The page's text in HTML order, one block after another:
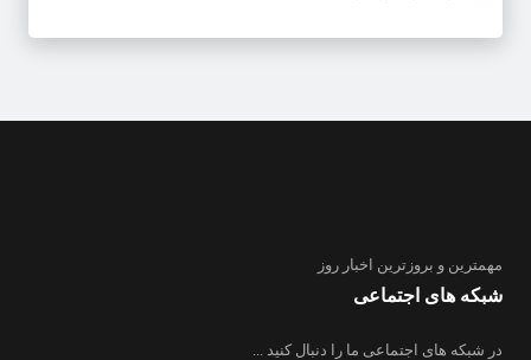
مهمترین و بروز‌ترین اخبار روز
شبکه های اجتماعی
در شبکه های اجتماعی ما را دنبال کنید ...